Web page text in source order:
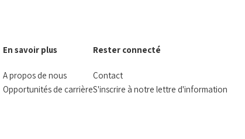
En savoir plus
A propos de nous
Opportunités de carrière
Rester connecté
Contact
S'inscrire à notre lettre d'information